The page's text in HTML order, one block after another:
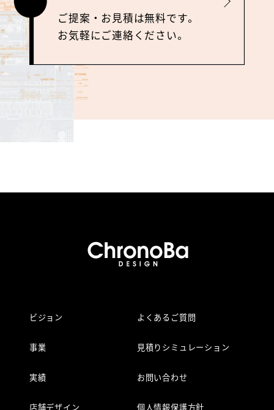
ご提案‧お⾒積は無料です。
お気軽にご連絡ください。
ビジョン
事業
実績
店舗デザイン
よくあるご質問
見積りシミュレーション
お問い合わせ
個人情報保護方針